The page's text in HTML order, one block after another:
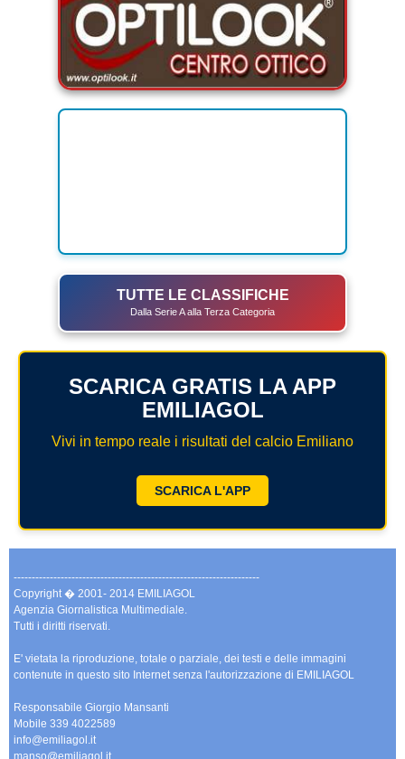
TUTTE LE CLASSIFICHE
Dalla Serie A alla Terza Categoria
SCARICA GRATIS LA APP
EMILIAGOL
Vivi in tempo reale i risultati del calcio Emiliano
SCARICA L'APP
--------------------------------------------------------------------
Copyright � 2001- 2014 EMILIAGOL
Agenzia Giornalistica Multimediale.
Tutti i diritti riservati.
E' vietata la riproduzione, totale o parziale, dei testi e delle immagini
contenute in questo sito Internet senza l'autorizzazione di EMILIAGOL
Responsabile Giorgio Mansanti
Mobile 339 4022589
info@emiliagol.it
manso@emiliagol.it